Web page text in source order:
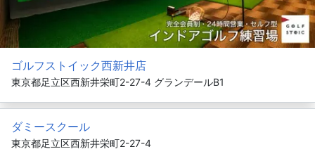
ゴルフストイック西新井店
東京都足立区西新井栄町2-27-4 グランデールB1
ダミースクール
東京都足立区西新井栄町2-27-4